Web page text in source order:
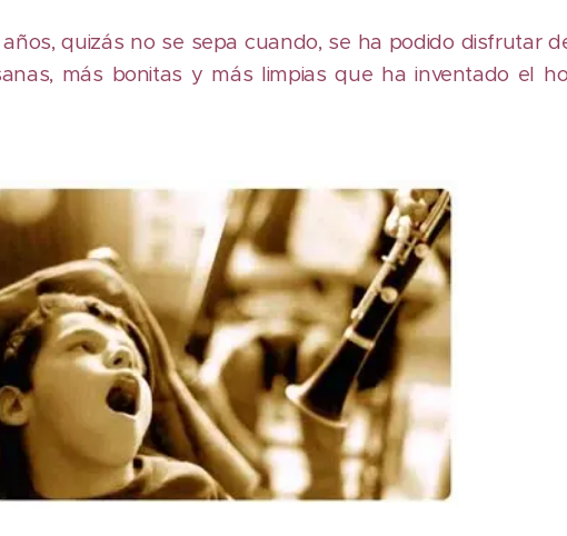
quizás no se sepa cuando, se ha podido disfrutar
más bonitas y más limpias que ha inventado el